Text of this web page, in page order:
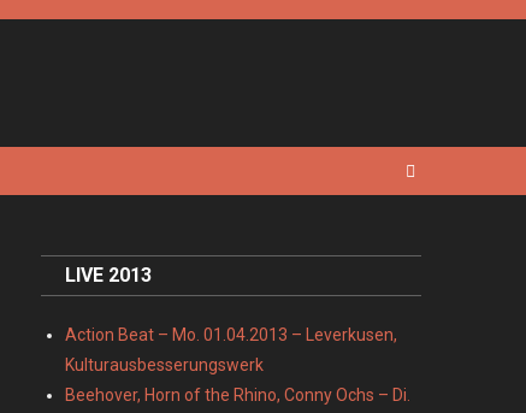
LIVE 2013
Action Beat – Mo. 01.04.2013 – Leverkusen,
Kulturausbesserungswerk
Beehover, Horn of the Rhino, Conny Ochs – Di.